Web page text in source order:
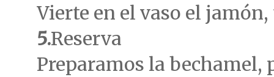
Vierte en el vaso el
5.Reserva
Preparamos la bechamel,